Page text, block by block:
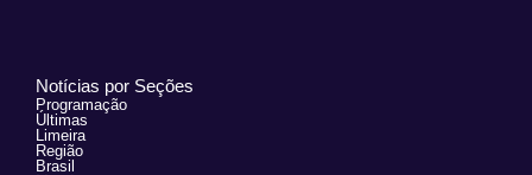
Notícias por Seções
Programação
Últimas
Limeira
Região
Brasil